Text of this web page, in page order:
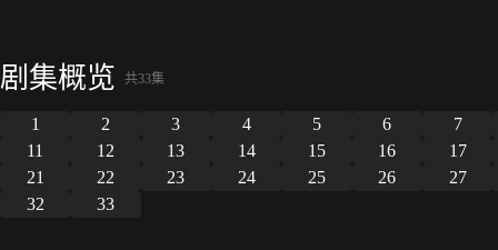
党、心中有民、心中有责、心中有戒”，当一届“好官”的光荣誓言和梦想
剧集概览 共33集
1 2 3 4 5 6
7
11
12 13 14 15 16
17
21
22 23 24 25 26
27
32
33